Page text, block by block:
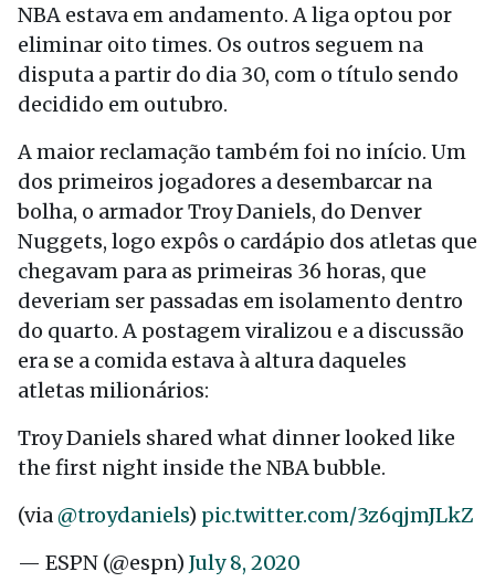
NBA estava em andamento. A liga optou por
eliminar oito times. Os outros seguem na
disputa a partir do dia 30, com o título sendo
decidido em outubro.
A maior reclamação também foi no início. Um
dos primeiros jogadores a desembarcar na
bolha, o armador Troy Daniels, do Denver
Nuggets, logo expôs o cardápio dos atletas que
chegavam para as primeiras 36 horas, que
deveriam ser passadas em isolamento dentro
do quarto. A postagem viralizou e a discussão
era se a comida estava à altura daqueles
atletas milionários:
Troy Daniels shared what dinner looked like
the first night inside the NBA bubble.
(via@troydaniels) pic.twitter.com/3z6qjmJLkZ
— ESPN (@espn) July 8, 2020